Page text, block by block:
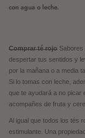
con agua o leche.
Comprar té rojo Sabores
despertar tus sentidos y
por la mañana o a media
Si lo tomas con leche,
que te ayudará a no picar
acompañes de fruta y
Al igual que todos los tés
estimulante. Una